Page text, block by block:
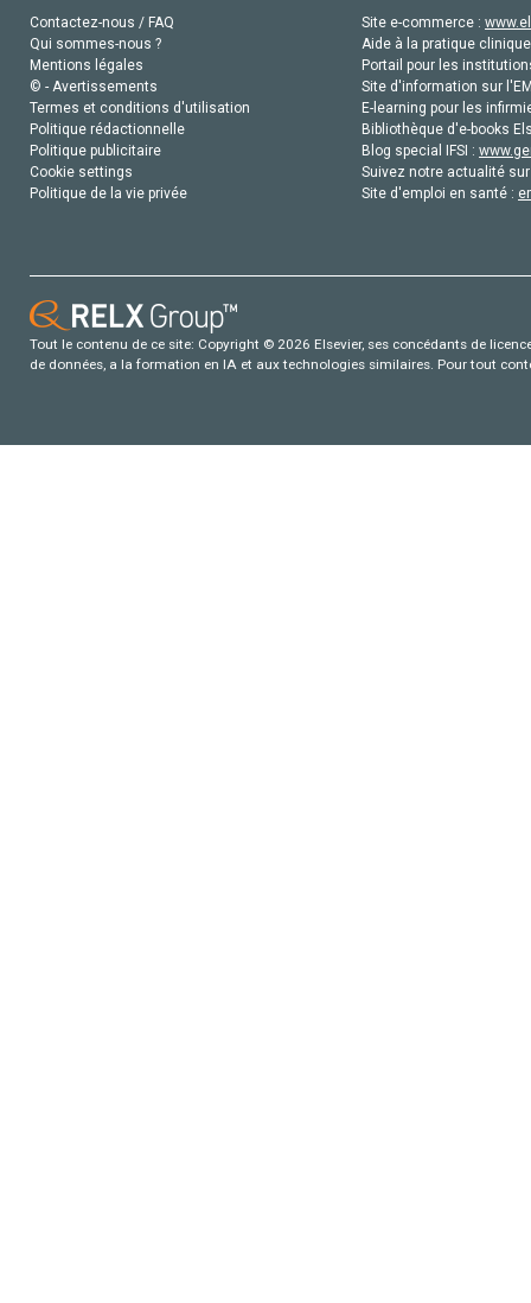
Contactez-nous / FAQ
Qui sommes-nous ?
Mentions légales
© - Avertissements
Termes et conditions d'utilisation
Politique rédactionnelle
Politique publicitaire
Cookie settings
Politique de la vie privée
Site e-commerce :
Aide à la pratique
Portail pour les
Site d'information sur
E-learning pour les
Bibliothèque d'e-books
Blog special IFSI :
Suivez notre actualité
Site d'emploi en santé :
Tout le contenu de ce site: Copyright © 2026 Elsevier, ses concédants de
de données, a la formation en IA et aux technologies similaires. Pour tout